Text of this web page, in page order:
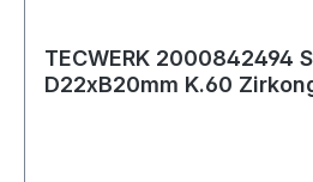
TECWERK 2000842494
D22xB20mm K.60